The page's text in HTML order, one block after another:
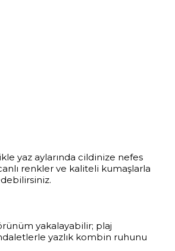
yaz aylarında cildinize nefes
renkler ve kaliteli kumaşlarla
yakalayabilir; plaj
yazlık kombin ruhunu